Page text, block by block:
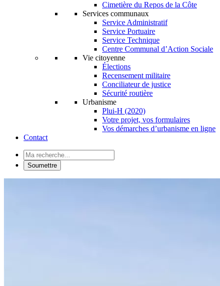
Cimetière du Repos de la Côte
Services communaux
Service Administratif
Service Portuaire
Service Technique
Centre Communal d’Action Sociale
Vie citoyenne
Élections
Recensement militaire
Conciliateur de justice
Sécurité routière
Urbanisme
Plui-H (2020)
Votre projet, vos formulaires
Vos démarches d’urbanisme en ligne
Contact